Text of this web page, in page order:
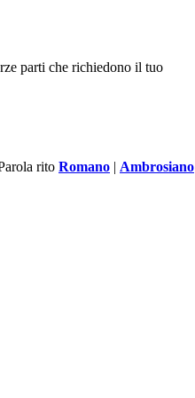
parti che richiedono il tuo
rito Romano | Ambrosiano